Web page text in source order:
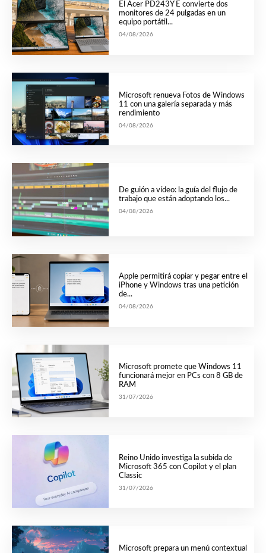
El Acer PD243Y E convierte dos
monitores de 24 pulgadas en un
equipo portátil...
04/08/2026
Microsoft renueva Fotos de Windows
11 con una galería separada y más
rendimiento
04/08/2026
De guión a vídeo: la guía del flujo de
trabajo que están adoptando los...
04/08/2026
Apple permitirá copiar y pegar entre el
iPhone y Windows tras una petición
de...
04/08/2026
Microsoft promete que Windows 11
funcionará mejor en PCs con 8 GB de
RAM
31/07/2026
Reino Unido investiga la subida de
Microsoft 365 con Copilot y el plan
Classic
31/07/2026
Microsoft prepara un menú contextual